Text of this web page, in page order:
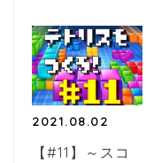
o
k
2021.08.02
【#11】～スコ